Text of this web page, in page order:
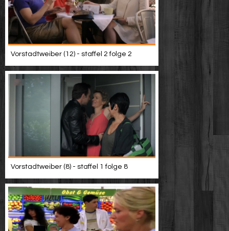
Vorstadtweiber (12) - staffel 2 folge 2
Vorstadtweiber (8) - staffel 1 folge 8